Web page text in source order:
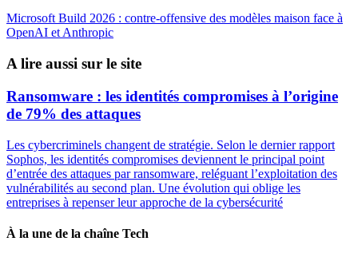
Microsoft Build 2026 : contre-offensive des modèles maison face à
OpenAI et Anthropic
A lire aussi sur le site
Ransomware : les identités compromises à l’origine
de 79% des attaques
Les cybercriminels changent de stratégie. Selon le dernier rapport
Sophos, les identités compromises deviennent le principal point
d’entrée des attaques par ransomware, reléguant l’exploitation des
vulnérabilités au second plan. Une évolution qui oblige les
entreprises à repenser leur approche de la cybersécurité
À la une de la chaîne Tech